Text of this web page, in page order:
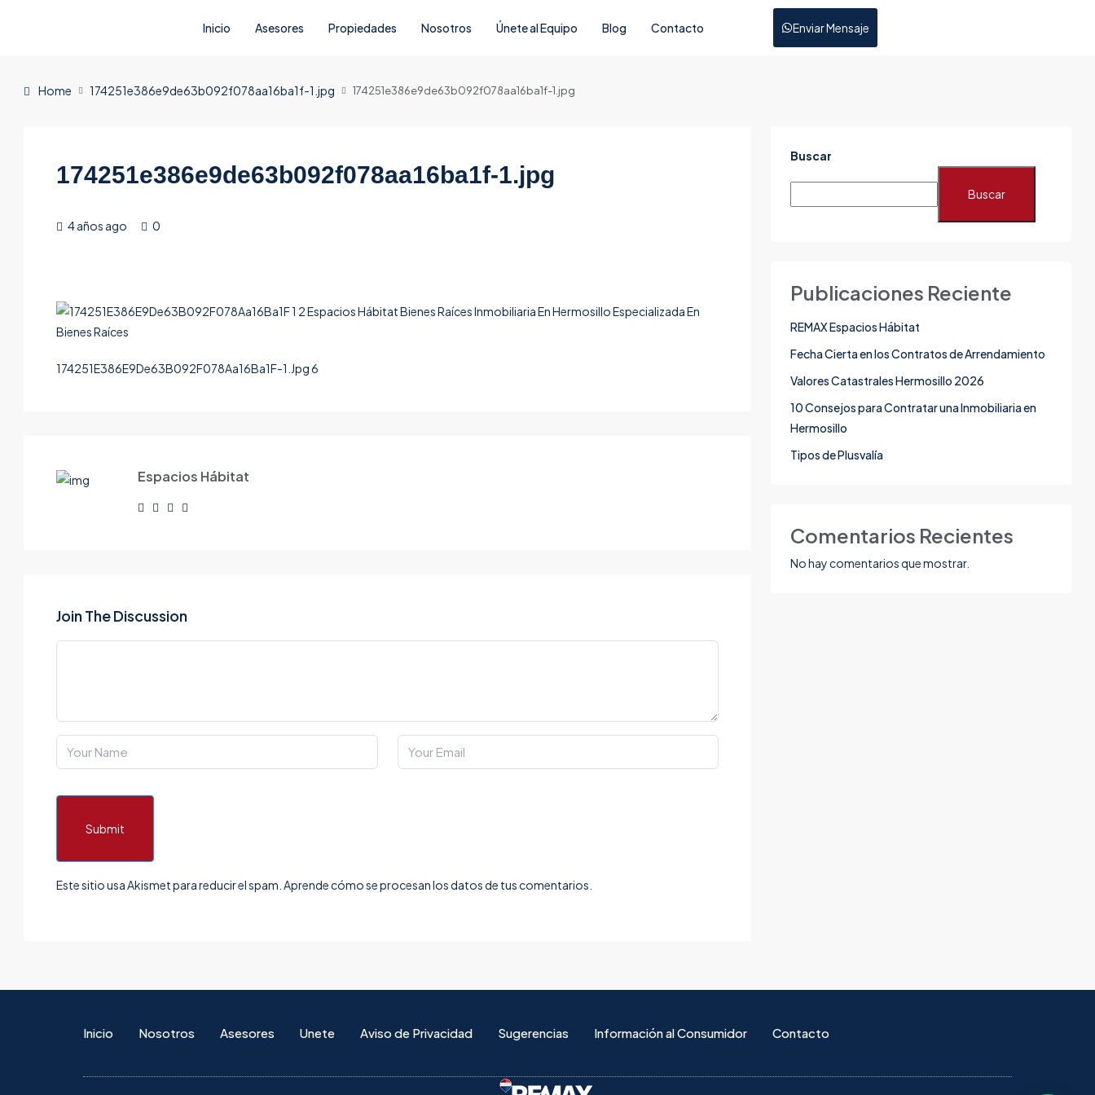
Inicio Asesores Propiedades Nosotros Únete al Equipo Blog Contacto Enviar Mensaje
Home 174251e386e9de63b092f078aa16ba1f-1.jpg 174251e386e9de63b092f078aa16ba1f-1.jpg
174251e386e9de63b092f078aa16ba1f-1.jpg
4 años ago 0
174251E386E9De63B092F078Aa16Ba1F-1.Jpg 6
Espacios Hábitat
Join The Discussion
Submit
Este sitio usa Akismet para reducir el spam. Aprende cómo se procesan los datos de tus comentarios.
Buscar
Buscar
Publicaciones Reciente
REMAX Espacios Hábitat
Fecha Cierta en los Contratos de Arrendamiento
Valores Catastrales Hermosillo 2026
10 Consejos para Contratar una Inmobiliaria en
Hermosillo
Tipos de Plusvalía
Comentarios Recientes
No hay comentarios que mostrar.
Inicio Nosotros Asesores Unete Aviso de Privacidad Sugerencias Información al Consumidor Contacto